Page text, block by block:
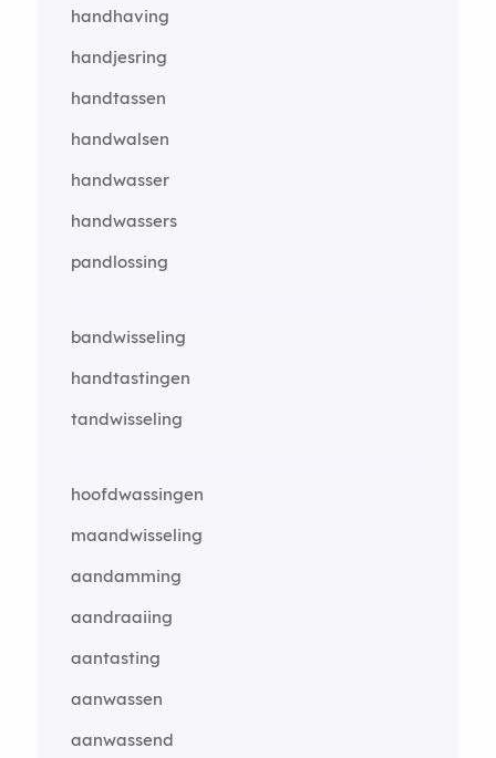
handhaving
handjesring
handtassen
handwalsen
handwasser
handwassers
pandlossing
bandwisseling
handtastingen
tandwisseling
hoofdwassingen
maandwisseling
aandamming
aandraaiing
aantasting
aanwassen
aanwassend